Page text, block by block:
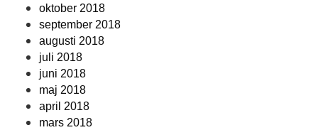
oktober 2018
september 2018
augusti 2018
juli 2018
juni 2018
maj 2018
april 2018
mars 2018